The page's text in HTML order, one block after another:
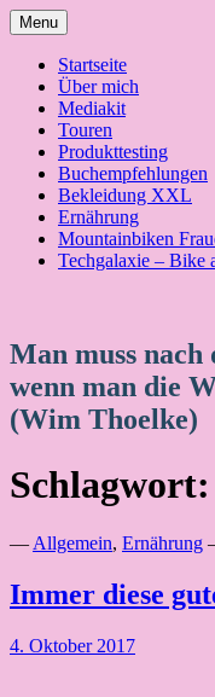
Skip
to
content
Menu
Startseite
Über mich
Mediakit
Touren
Produkttesting
Buchempfehlungen
Bekleidung XXL
Ernährung
Mountainbiken
Techgalaxie – Bike
Man muss nach
wenn man die
(Wim Thoelke)
Schlagwort:
— Allgemein, Ernährung
Immer diese
4. Oktober 2017